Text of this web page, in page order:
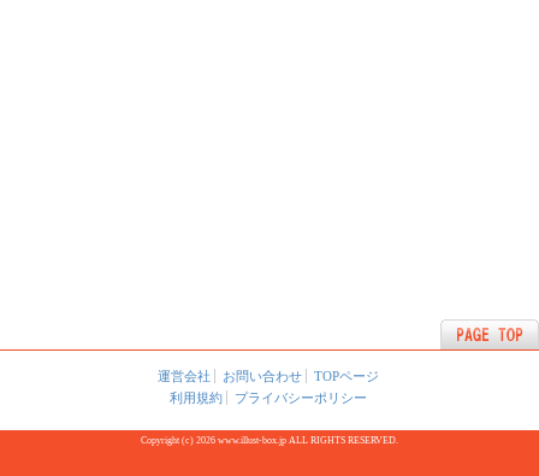
運営会社 お問い合わせ
TOPページ
利用規約
プライバシーポリシー
Copyright (c) 2026 www.illust-box.jp ALL RIGHTS RESERVED.